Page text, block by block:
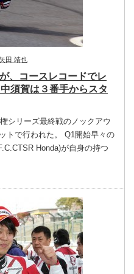
田 靖也
、コースレコードでレ
須賀は３番手からスタ
シリーズ最終戦のノックアウ
トで行われた。 Q1開始早々の
Honda)が自身の持つ